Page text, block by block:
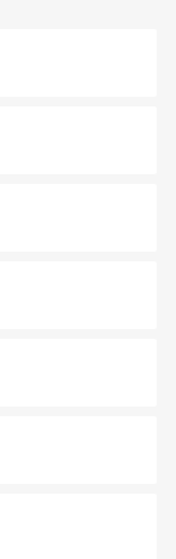
外せないスポット